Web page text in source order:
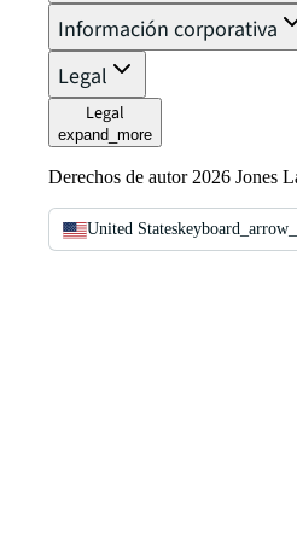
Información corporativa
Legal
Legal
expand_more
Derechos de autor 2026 Jones
United States